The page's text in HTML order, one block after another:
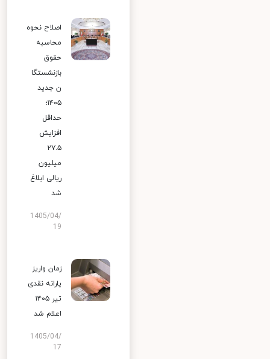
اصلاح نحوه
محاسبه
حقوق
بازنشستگا
ن جدید
۱۴۰۵؛
حداقل
افزایش
۲۷.۵
میلیون
ریالی ابلاغ
شد
1405/04/
19
زمان واریز
یارانه نقدی
تیر ۱۴۰۵
اعلام شد
1405/04/
17